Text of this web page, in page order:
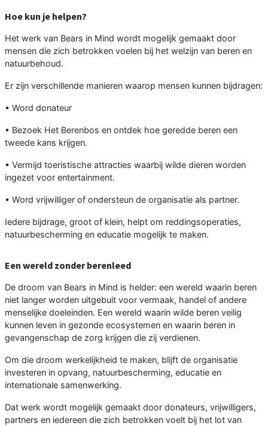
Hoe kun je helpen?
Het werk van Bears in Mind wordt mogelijk gemaakt door
mensen die zich betrokken voelen bij het welzijn van beren en
natuurbehoud.
Er zijn verschillende manieren waarop mensen kunnen bijdragen:
• Word donateur
• Bezoek Het Berenbos en ontdek hoe geredde beren een
tweede kans krijgen.
• Vermijd toeristische attracties waarbij wilde dieren worden
ingezet voor entertainment.
• Word vrijwilliger of ondersteun de organisatie als partner.
Iedere bijdrage, groot of klein, helpt om reddingsoperaties,
natuurbescherming en educatie mogelijk te maken.
Een wereld zonder berenleed
De droom van Bears in Mind is helder: een wereld waarin beren
niet langer worden uitgebuit voor vermaak, handel of andere
menselijke doeleinden. Een wereld waarin wilde beren veilig
kunnen leven in gezonde ecosystemen en waarin beren in
gevangenschap de zorg krijgen die zij verdienen.
Om die droom werkelijkheid te maken, blijft de organisatie
investeren in opvang, natuurbescherming, educatie en
internationale samenwerking.
Dat werk wordt mogelijk gemaakt door donateurs, vrijwilligers,
partners en iedereen die zich betrokken voelt bij het lot van